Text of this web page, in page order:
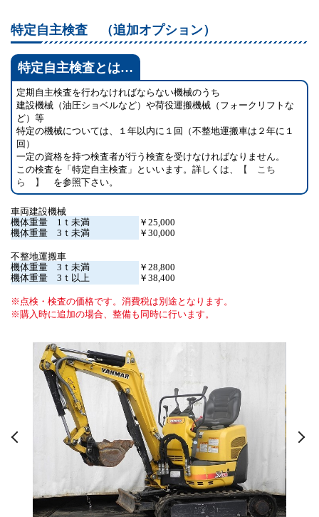
特定自主検査 （追加オプション）
特定自主検査とは…
定期自主検査を行わなければならない機械のうち
建設機械（油圧ショベルなど）や荷役運搬機械（フォークリフトな
ど）等
特定の機械については、１年以内に１回（不整地運搬車は２年に１
回）
一定の資格を持つ検査者が行う検査を受けなければなりません。
この検査を「特定自主検査」といいます。詳しくは、
【 こち
ら 】
を参照下さい。
車両建設機械
機体重量 1ｔ未満
￥25,000
機体重量 3ｔ未満
￥30,000
不整地運搬車
機体重量 3ｔ未満
￥28,800
機体重量 3ｔ以上
￥38,400
点検・検査の価格です。消費税は別途となります。
購入時に追加の場合、整備も同時に行います。